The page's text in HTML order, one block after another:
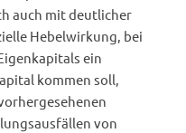
auch mit deutlicher
Hebelwirkung, bei
ein
kommen soll,
von